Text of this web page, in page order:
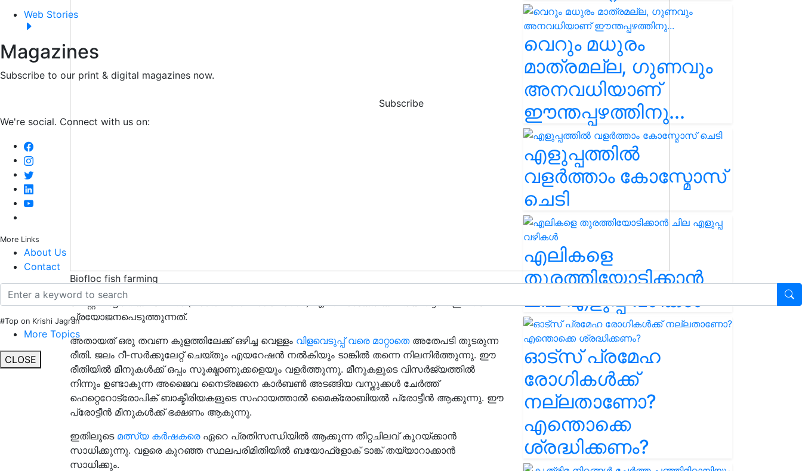
Web Stories
Magazines
Subscribe to our print & digital magazines now.
Subscribe
We're social. Connect with us on:
More Links
About Us
Contact
#Top on Krishi Jagran
More Topics
CLOSE
Biofloc fish farming
വേസ്റ്റ് വാട്ടർ റിക്ലമേഷൻ (Waste Water Reclamation) എന്ന സാങ്കേതിക വിദ്യ ആണ് ഇവിടെ
പ്രയോജനപെടുത്തുന്നത്.
അതായത് ഒരു തവണ കുളത്തിലേക്ക് ഒഴിച്ച വെള്ളം വിളവെടുപ്പ് വരെ മാറ്റാതെഅതേപടി തുടരുന്ന
രീതി. ജലം റീ-സർക്കുലേറ്റ് ചെയ്തും എയറേഷൻ നൽകിയും ടാങ്കിൽ തന്നെ നിലനിർത്തുന്നു. ഈ
രീതിയിൽ മീനുകൾക്ക് ഒപ്പം സൂക്ഷ്മാണുക്കളെയും വളർത്തുന്നു. മീനുകളുടെ വിസർജ്യത്തിൽ
നിന്നും ഉണ്ടാകുന്ന അജൈവ നൈട്രജനെ കാർബൺ അടങ്ങിയ വസ്തുക്കൾ ചേർത്ത്
ഹെറ്റെറോട്രോപിക് ബാക്ടീരിയകളുടെ സഹായത്താൽ മൈക്രോബിയൽ പ്രോട്ടീൻ ആക്കുന്നു. ഈ
പ്രോട്ടീൻ മീനുകൾക്ക് ഭക്ഷണം ആകുന്നു.
ഇതിലൂടെ മത്സ്യ കർഷകരെഏറെ പ്രതിസന്ധിയിൽ ആക്കുന്ന തീറ്റചിലവ് കുറയ്ക്കാൻ
സാധിക്കുന്നു. വളരെ കുറഞ്ഞ സ്ഥലപരിമിതിയിൽ ബയോഫ്‌ളോക്‌ ടാങ്ക് തയ്യാറാക്കാൻ
സാധിക്കും.
വെറും മധുരം
മാത്രമല്ല, ഗുണവും
അനവധിയാണ്
ഈന്തപ്പഴത്തിനു...
എളുപ്പത്തിൽ
വളർത്താം കോസ്മോസ്
ചെടി
എലികളെ
തുരത്തിയോടിക്കാൻ
ചില എളുപ്പ വഴികൾ
ഓട്സ് പ്രമേഹ
രോഗികൾക്ക്
നല്ലതാണോ?
എന്തൊക്കെ
ശ്രദ്ധിക്കണം?